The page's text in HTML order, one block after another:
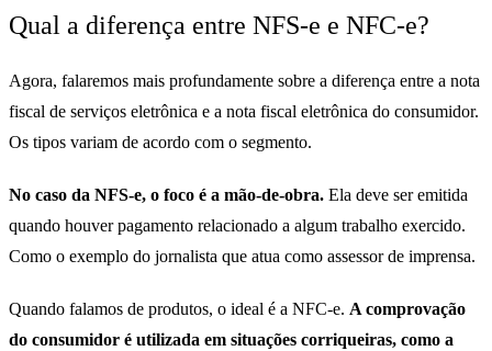
Qual a diferença entre NFS-e e NFC-e?
Agora, falaremos mais profundamente sobre a diferença entre a nota
fiscal de serviços eletrônica e a nota fiscal eletrônica do consumidor.
Os tipos variam de acordo com o segmento.
No caso da NFS-e, o foco é a mão-de-obra. Ela deve ser emitida
quando houver pagamento relacionado a algum trabalho exercido.
Como o exemplo do jornalista que atua como assessor de imprensa.
Quando falamos de produtos, o ideal é a NFC-e. A comprovação
do consumidor é utilizada em situações corriqueiras, como a